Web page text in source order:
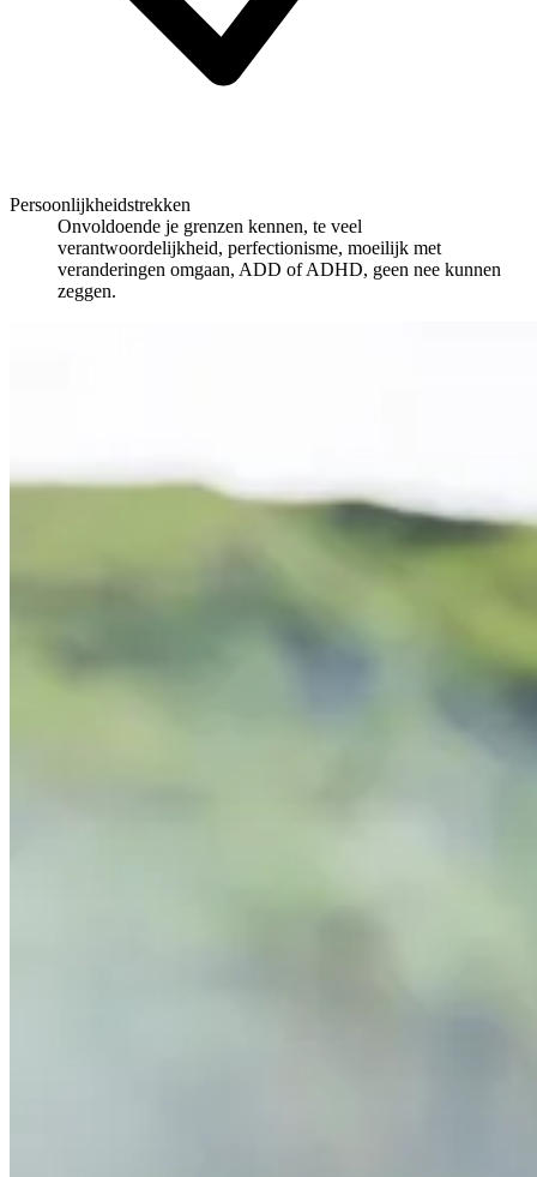
Persoonlijkheidstrekken
Onvoldoende je grenzen kennen, te veel
verantwoordelijkheid, perfectionisme, moeilijk met
veranderingen omgaan, ADD of ADHD, geen nee kunnen
zeggen.